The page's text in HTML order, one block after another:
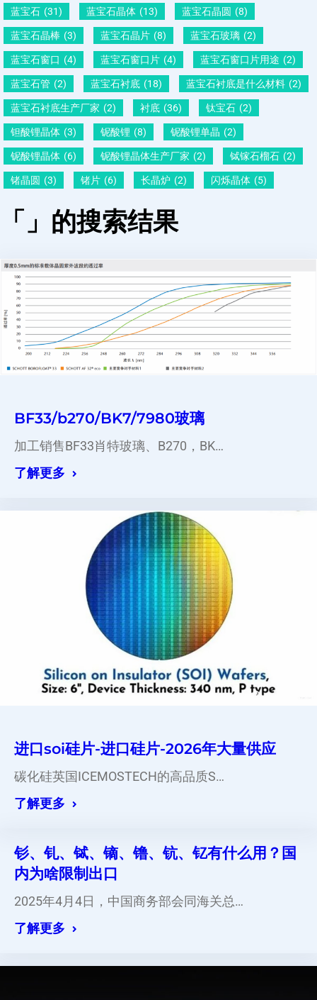
蓝宝石 (31) 蓝宝石晶体 (13) 蓝宝石晶圆 (8)
蓝宝石晶棒 (3) 蓝宝石晶片 (8) 蓝宝石玻璃 (2)
蓝宝石窗口 (4) 蓝宝石窗口片 (4) 蓝宝石窗口片用途 (2)
蓝宝石管 (2) 蓝宝石衬底 (18) 蓝宝石衬底是什么材料 (2)
蓝宝石衬底生产厂家 (2) 衬底 (36) 钛宝石 (2)
钽酸锂晶体 (3) 铌酸锂 (8) 铌酸锂单晶 (2)
铌酸锂晶体 (6) 铌酸锂晶体生产厂家 (2) 铽镓石榴石 (2)
锗晶圆 (3) 锗片 (6) 长晶炉 (2) 闪烁晶体 (5)
「」的搜索结果
BF33/b270/BK7/7980玻璃
加工销售BF33肖特玻璃、B270，BK…
了解更多
进口soi硅片-进口硅片-2026年大量供应
碳化硅英国ICEMOSTECH的高品质S…
了解更多
钐、钆、铽、镝、镥、钪、钇有什么用？国
内为啥限制出口
2025年4月4日，中国商务部会同海关总…
了解更多